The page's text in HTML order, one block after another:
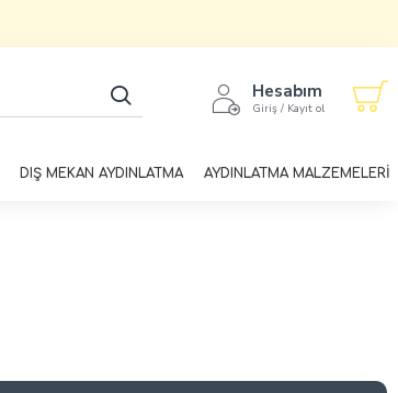
Hesabım
Giriş / Kayıt ol
DIŞ MEKAN AYDINLATMA AYDINLATMA MALZEMELERİ